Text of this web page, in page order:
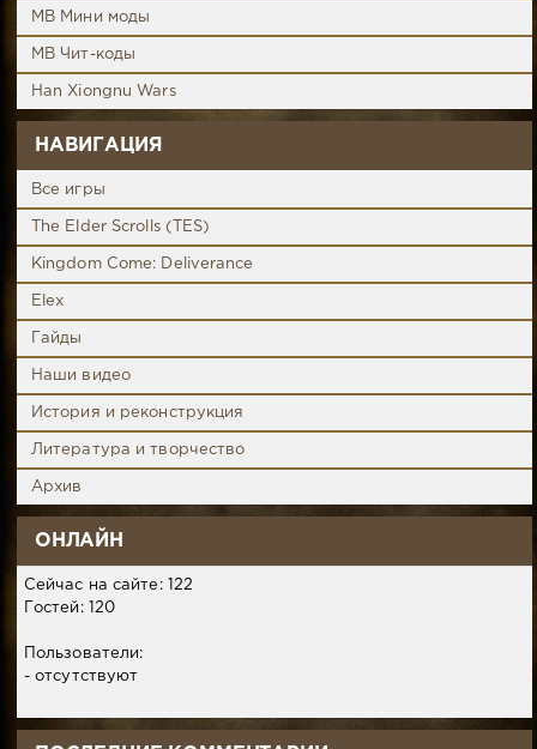
MB Мини моды
MB Чит-коды
Han Xiongnu Wars
НАВИГАЦИЯ
Все игры
The Elder Scrolls (TES)
Kingdom Come: Deliverance
Elex
Гайды
Наши видео
История и реконструкция
Литература и творчество
Архив
ОНЛАЙН
Сейчас на сайте: 122
Гостей: 120
Пользователи:
- отсутствуют